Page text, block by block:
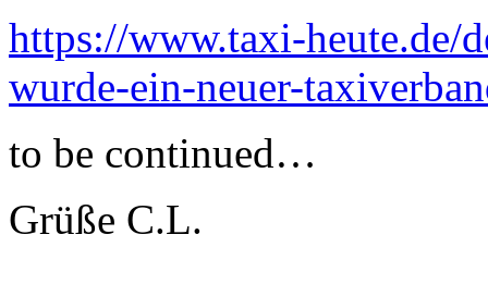
https://www.taxi-heute.de/
wurde-ein-neuer-
to be continued…
Grüße C.L.